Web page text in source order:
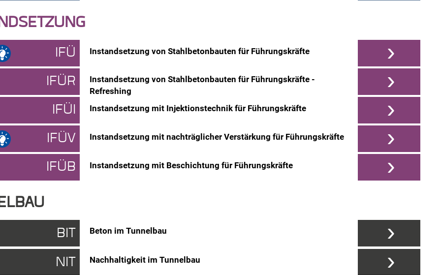
IFÜ Instandsetzung von Stahlbetonbauten für Führungskräfte ›
IFÜR
Instandsetzung von Stahlbetonbauten für Führungskräfte -
Refreshing
›
IFÜI Instandsetzung mit Injektionstechnik für Führungskräfte ›
IFÜV Instandsetzung mit nachträglicher Verstärkung für Führungskräfte ›
IFÜB Instandsetzung mit Beschichtung für Führungskräfte ›
BIT Beton im Tunnelbau ›
NIT Nachhaltigkeit im Tunnelbau ›